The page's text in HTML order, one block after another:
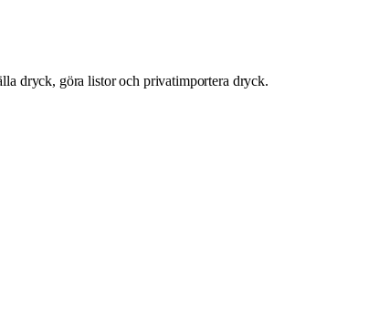
dryck, göra listor och privatimportera dryck.